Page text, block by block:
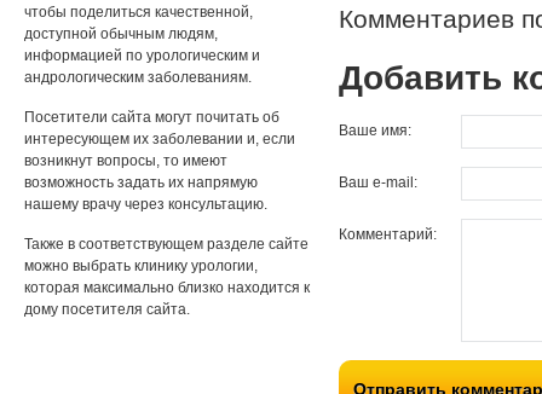
чтобы поделиться качественной,
доступной обычным людям,
информацией по урологическим и
андрологическим заболеваниям.
Посетители сайта могут почитать об
интересующем их заболевании и, если
возникнут вопросы, то имеют
возможность задать их напрямую
нашему врачу через консультацию.
Также в соответствующем разделе сайте
можно выбрать клинику урологии,
которая максимально близко находится к
дому посетителя сайта.
Комментариев
Добавить
Ваше имя:
Ваш e-mail:
Комментарий:
Отправить